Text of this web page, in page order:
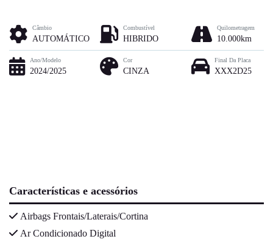
Câmbio
AUTOMÁTICO
Combustível
HIBRIDO
Quilometragem
10.000km
Ano/Modelo
2024/2025
Cor
CINZA
Final Da Placa
XXX2D25
Características e acessórios
Airbags Frontais/Laterais/Cortina
Ar Condicionado Digital